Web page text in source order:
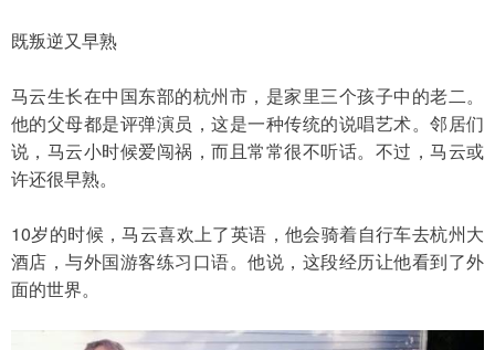
既叛逆又早熟
马云生长在中国东部的杭州市，是家里三个孩子中的老二。
他的父母都是评弹演员，这是一种传统的说唱艺术。邻居们
说，马云小时候爱闯祸，而且常常很不听话。不过，马云或
许还很早熟。
10岁的时候，马云喜欢上了英语，他会骑着自行车去杭州大
酒店，与外国游客练习口语。他说，这段经历让他看到了外
面的世界。